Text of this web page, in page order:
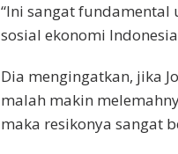
“Ini sangat
sosial ekonomi
Dia mengingatkan, jika
malah makin
maka resikonya sangat